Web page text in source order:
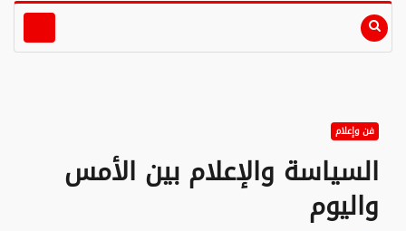
فن وإعلام
السياسة والإعلام بين الأمس
واليوم